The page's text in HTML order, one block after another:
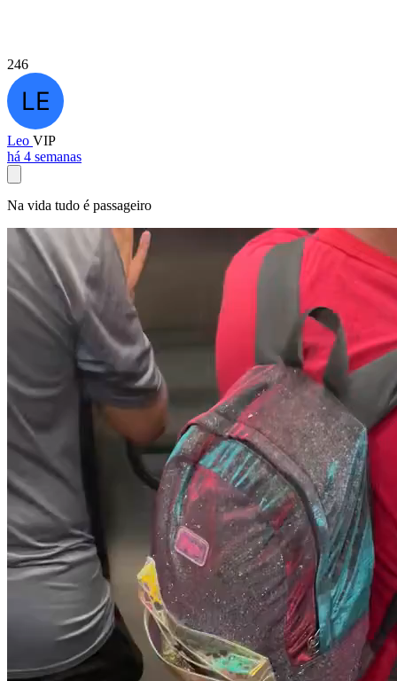
246
Leo VIP
há 4 semanas
Na vida tudo é passageiro